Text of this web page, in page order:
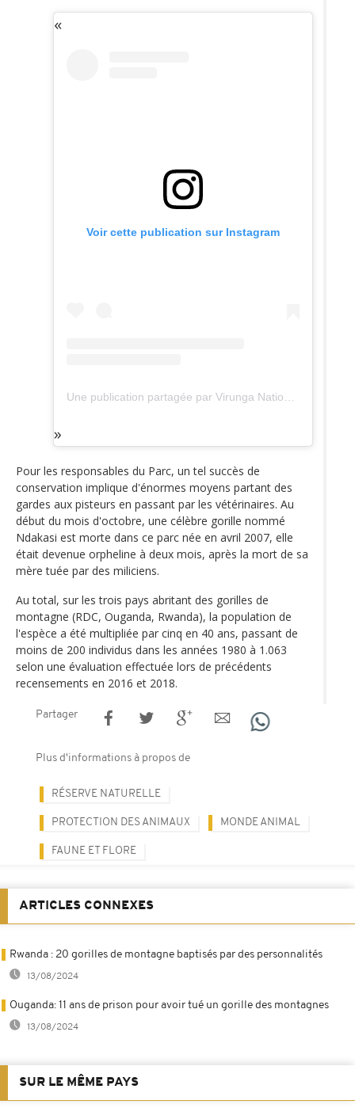
Voir cette publication sur Instagram
Pour les responsables du Parc, un tel succès de
conservation implique d'énormes moyens partant des
gardes aux pisteurs en passant par les vétérinaires. Au
début du mois d'octobre, une célèbre gorille nommé
Ndakasi est morte dans ce parc née en avril 2007, elle
était devenue orpheline à deux mois, après la mort de sa
mère tuée par des miliciens.
Au total, sur les trois pays abritant des gorilles de
montagne (RDC, Ouganda, Rwanda), la population de
l'espèce a été multipliée par cinq en 40 ans, passant de
moins de 200 individus dans les années 1980 à 1.063
selon une évaluation effectuée lors de précédents
recensements en 2016 et 2018.
Partager
Plus d'informations à propos de
RÉSERVE NATURELLE
PROTECTION DES ANIMAUX MONDE ANIMAL
FAUNE ET FLORE
ARTICLES CONNEXES
Rwanda : 20 gorilles de montagne baptisés par des personnalités
13/08/2024
Ouganda: 11 ans de prison pour avoir tué un gorille des montagnes
13/08/2024
SUR LE MÊME PAYS